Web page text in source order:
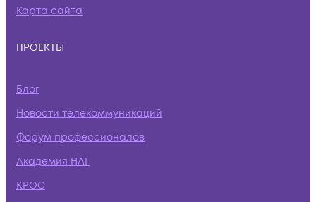
Карта сайта
ПРОЕКТЫ
Блог
Новости телекоммуникаций
Форум профессионалов
Академия НАГ
КРОС